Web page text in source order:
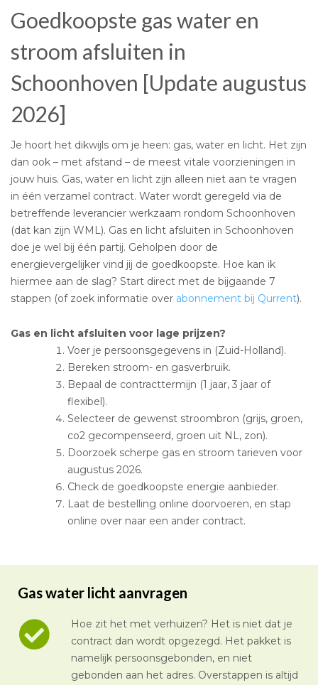
Goedkoopste gas water en
stroom afsluiten in
Schoonhoven [Update augustus
2026]
Je hoort het dikwijls om je heen: gas, water en licht. Het zijn
dan ook – met afstand – de meest vitale voorzieningen in
jouw huis. Gas, water en licht zijn alleen niet aan te vragen
in één verzamel contract. Water wordt geregeld via de
betreffende leverancier werkzaam rondom Schoonhoven
(dat kan zijn WML). Gas en licht afsluiten in Schoonhoven
doe je wel bij één partij. Geholpen door de
energievergelijker vind jij de goedkoopste. Hoe kan ik
hiermee aan de slag? Start direct met de bijgaande 7
stappen (of zoek informatie over abonnement bij Qurrent).
Gas en licht afsluiten voor lage prijzen?
Voer je persoonsgegevens in (Zuid-Holland).
Bereken stroom- en gasverbruik.
Bepaal de contracttermijn (1 jaar, 3 jaar of
flexibel).
Selecteer de gewenst stroombron (grijs, groen,
co2 gecompenseerd, groen uit NL, zon).
Doorzoek scherpe gas en stroom tarieven voor
augustus 2026.
Check de goedkoopste energie aanbieder.
Laat de bestelling online doorvoeren, en stap
online over naar een ander contract.
Gas water licht aanvragen
Hoe zit het met verhuizen? Het is niet dat je
contract dan wordt opgezegd. Het pakket is
namelijk persoonsgebonden, en niet
gebonden aan het adres. Overstappen is altijd